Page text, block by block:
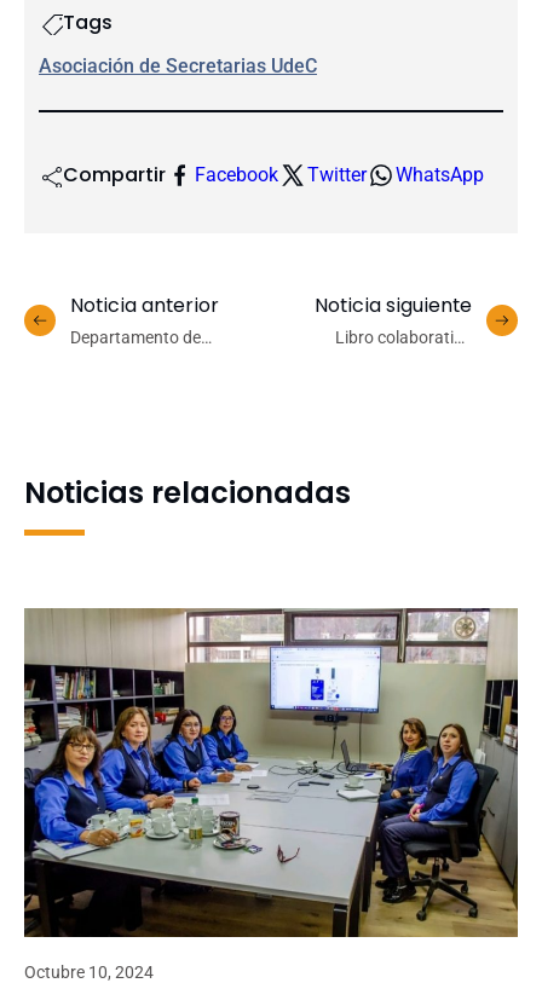
Tags
Asociación de Secretarias UdeC
Compartir Facebook Twitter WhatsApp
Noticia anterior
Departamento de
Noticia siguiente
Libro colaborativo
Noticias relacionadas
Octubre 10, 2024